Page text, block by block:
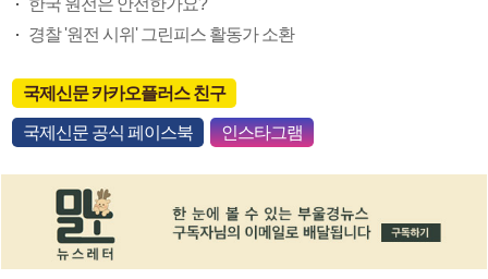
한국 원전은 안전한가요?
경찰 '원전 시위' 그린피스 활동가 소환
국제신문 카카오플러스 친구
국제신문 공식 페이스북 인스타그램